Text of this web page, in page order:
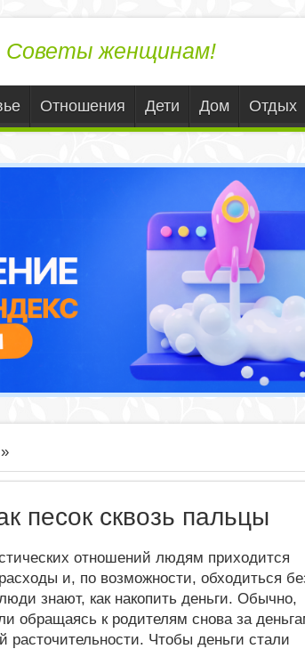
Советы женщинам!
Отношения Дети Дом Отдых
»
песок сквозь пальцы
отношений людям приходится
и, по возможности, обходиться
знают, как накопить деньги. Обычно,
обращаясь к родителям снова за
расточительности. Чтобы деньги стали